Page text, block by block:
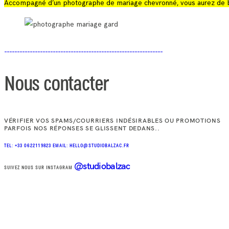
Accompagné d’un photographe de mariage chevronné, vous aurez
Nous contacter
VÉRIFIER VOS SPAMS/COURRIERS INDÉSIRABLES OU PROMOTIONS
PARFOIS NOS RÉPONSES SE GLISSENT DEDANS..
TEL: +33 0622119823 EMAIL: HELLO@STUDIOBALZAC.FR
SUIVEZ NOUS SUR INSTAGRAM @studiobalzac